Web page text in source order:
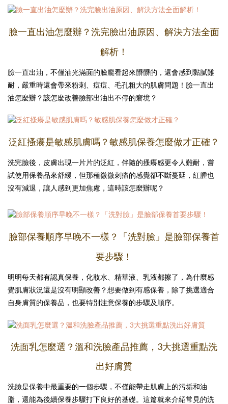
臉一直出油怎麼辦？洗完臉出油原因、解決方法全面
解析！
臉一直出油，不僅油光滿面的臉龐看起來髒髒的，還會感到黏膩難
耐，嚴重時還會帶來粉刺、痘痘、毛孔粗大的肌膚問題！臉一直出
油怎麼辦？該怎麼改善臉部出油出不停的窘境？
泛紅搔癢是敏感肌膚嗎？敏感肌保養怎麼做才正確？
洗完臉後，皮膚出現一片片的泛紅，伴隨的搔癢感更令人難耐，嘗
試使用保養品來舒緩，但那種微微刺痛的感覺卻不斷蔓延，紅腫也
沒有減退，讓人感到更加焦慮，這時該怎麼辦呢？
臉部保養順序早晚不一樣？「洗對臉」是臉部保養首
要步驟！
明明每天都有認真保養，化妝水、精華液、乳液都擦了，為什麼感
覺肌膚狀況還是沒有明顯改善？想要做到有感保養，除了挑選適合
自身膚質的保養品，也要特別注意保養的步驟及順序。
洗面乳怎麼選？溫和洗臉產品推薦，3大挑選重點洗
出好膚質
洗臉是保養中最重要的一個步驟，不僅能帶走肌膚上的污垢和油
脂，還能為後續保養步驟打下良好的基礎。這篇就來介紹常見的洗